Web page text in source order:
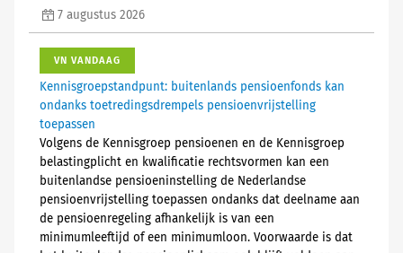
7 augustus 2026
VN VANDAAG
Kennisgroepstandpunt: buitenlands pensioenfonds kan
ondanks toetredingsdrempels pensioenvrijstelling
toepassen
Volgens de Kennisgroep pensioenen en de Kennisgroep
belastingplicht en kwalificatie rechtsvormen kan een
buitenlandse pensioeninstelling de Nederlandse
pensioenvrijstelling toepassen ondanks dat deelname aan
de pensioenregeling afhankelijk is van een
minimumleeftijd of een minimumloon. Voorwaarde is dat